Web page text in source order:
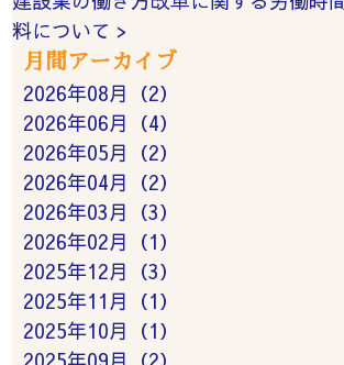
料について >
月間アーカイブ
2026年08月（2）
2026年06月（4）
2026年05月（2）
2026年04月（2）
2026年03月（3）
2026年02月（1）
2025年12月（3）
2025年11月（1）
2025年10月（1）